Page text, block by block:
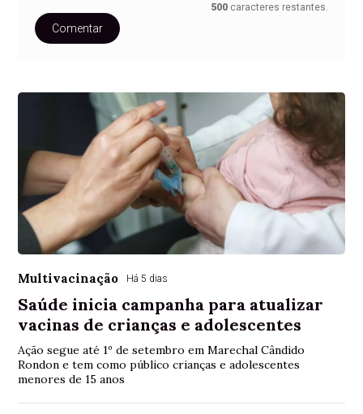
500 caracteres restantes.
Comentar
Multivacinação Há 5 dias
Saúde inicia campanha para atualizar
vacinas de crianças e adolescentes
Ação segue até 1º de setembro em Marechal Cândido
Rondon e tem como público crianças e adolescentes
menores de 15 anos